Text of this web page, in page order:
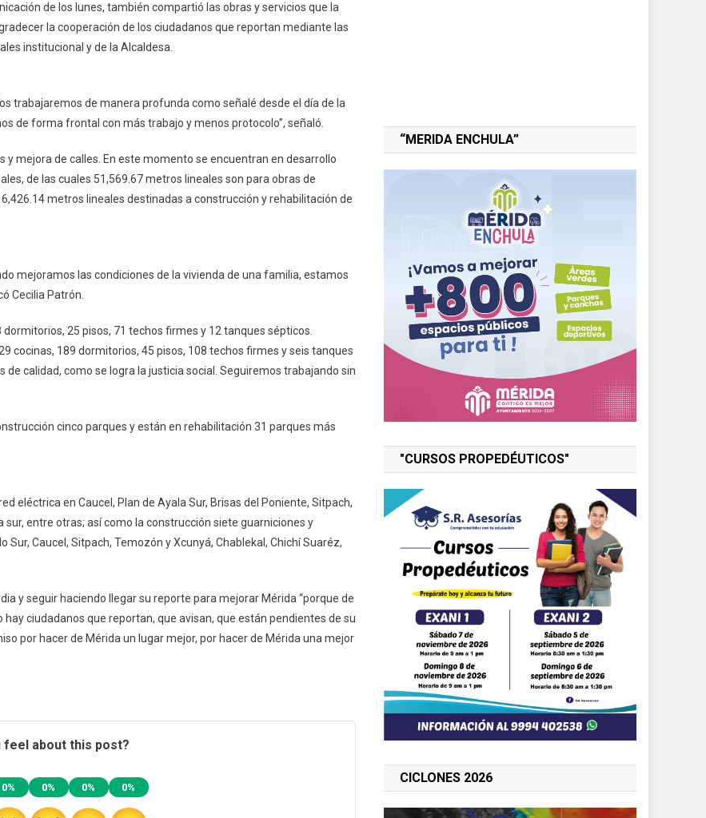
De
Gobernar
Mérida:
de los lunes, también compartió las obras y servicios que la
la cooperación de los ciudadanos que reportan mediante las
institucional y de la Alcaldesa.
trabajaremos de manera profunda como señalé desde el día de la
de forma frontal con más trabajo y menos protocolo”, señaló.
mejora de calles. En este momento se encuentran en desarrollo
de las cuales 51,569.67 metros lineales son para obras de
metros lineales destinadas a construcción y rehabilitación de
mejoramos las condiciones de la vivienda de una familia, estamos
Cecilia Patrón.
25 pisos, 71 techos firmes y 12 tanques sépticos.
cocinas, 189 dormitorios, 45 pisos, 108 techos firmes y seis tanques
de calidad, como se logra la justicia social. Seguiremos trabajando sin
cinco parques y están en rehabilitación 31 parques más
eléctrica en Caucel, Plan de Ayala Sur, Brisas del Poniente, Sitpach,
sur, entre otras; así como la construcción siete guarniciones y
Caucel, Sitpach, Temozón y Xcunyá, Chablekal, Chichí Suaréz,
y seguir haciendo llegar su reporte para mejorar Mérida “porque de
ciudadanos que reportan, que avisan, que están pendientes de su
por hacer de Mérida un lugar mejor, por hacer de Mérida una mejor
feel about this post?
0% 0% 0% 0%
“MERIDA ENCHULA”
"CURSOS PROPEDÉUTICOS"
CICLONES 2026